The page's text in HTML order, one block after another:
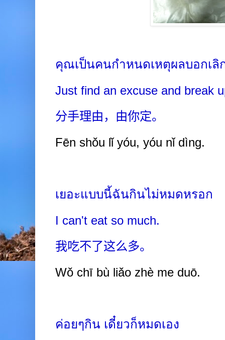
คุณเป็นคนกำหนดเหตุผลบอกเลิก
Just find an excuse and break
分手理由，由你定。
Fēn shǒu lǐ yóu, yóu nǐ dìng.
เยอะแบบนี้ฉันกินไม่หมดหรอก
I can't eat so much.
我吃不了这么多。
Wǒ chī bù liǎo zhè me duō.
ค่อยๆกิน เดี๋ยวก็หมดเอง